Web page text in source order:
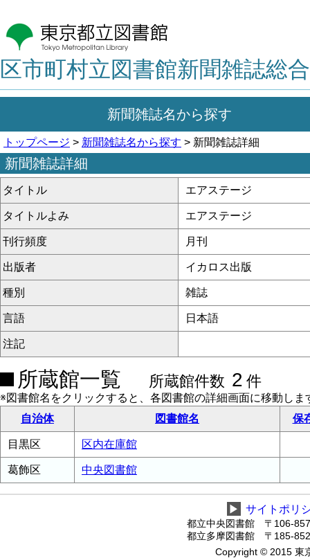
区市町村立図書館新聞雑誌総
新聞雑誌名から探す
トップページ > 新聞雑誌名から探す > 新聞雑誌詳細
新聞雑誌詳細
タイトル エアステージ
タイトルよみ エアステージ
刊行頻度 月刊
出版者 イカロス出版
種別 雑誌
言語 日本語
注記
所蔵館一覧 所蔵館件数 2 件
※図書館名をクリックすると、各図書館の詳細画面に移動しま
自治体
図書館名 保
目黒区 区内在庫館
葛飾区 中央図書館
▶ サイトポリ
都立中央図書館 〒106-
都立多摩図書館 〒185-
Copyright © 2015 東